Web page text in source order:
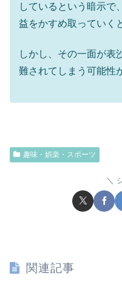
しているという暗示で
益をかすめ取っていく
しかし、その一面が表
難されてしまう可能性
趣味・娯楽・スポーツ
関連記事